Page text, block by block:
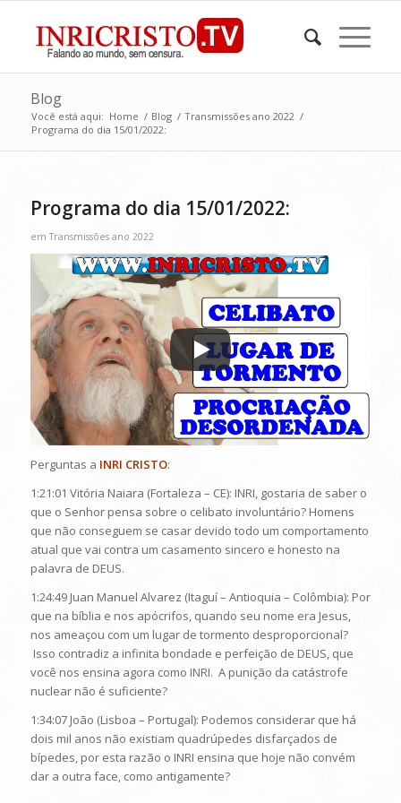
Blog
Você está aqui: Home / Blog / Transmissões ano 2022 /
Programa do dia 15/01/2022:
Programa do dia 15/01/2022:
emTransmissões ano 2022
Perguntas a INRI CRISTO:
1:21:01 Vitória Naiara (Fortaleza – CE): INRI, gostaria de saber o
que o Senhor pensa sobre o celibato involuntário? Homens
que não conseguem se casar devido todo um comportamento
atual que vai contra um casamento sincero e honesto na
palavra de DEUS.
1:24:49 Juan Manuel Alvarez (Itaguí – Antioquia – Colômbia): Por
que na bíblia e nos apócrifos, quando seu nome era Jesus,
nos ameaçou com um lugar de tormento desproporcional?
Isso contradiz a infinita bondade e perfeição de DEUS, que
você nos ensina agora como INRI. A punição da catástrofe
nuclear não é suficiente?
1:34:07 João (Lisboa – Portugal): Podemos considerar que há
dois mil anos não existiam quadrúpedes disfarçados de
bípedes, por esta razão o INRI ensina que hoje não convém
dar a outra face, como antigamente?